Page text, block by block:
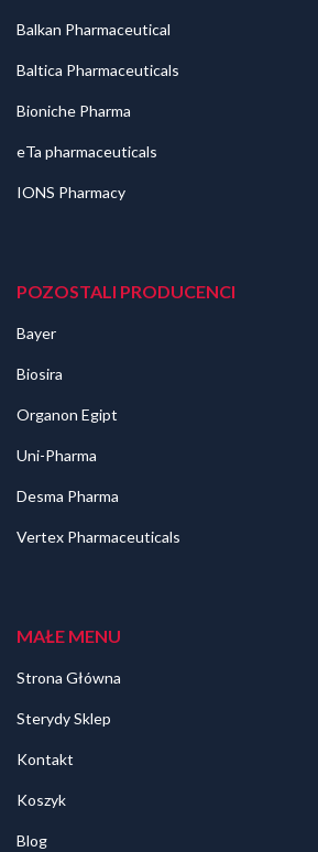
Balkan Pharmaceutical
Baltica Pharmaceuticals
Bioniche Pharma
eTa pharmaceuticals
IONS Pharmacy
POZOSTALI PRODUCENCI
Bayer
Biosira
Organon Egipt
Uni-Pharma
Desma Pharma
Vertex Pharmaceuticals
MAŁE MENU
Strona Główna
Sterydy Sklep
Kontakt
Koszyk
Blog